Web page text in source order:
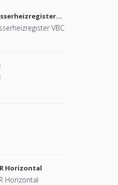
VBC
Horizontal
Horizontal